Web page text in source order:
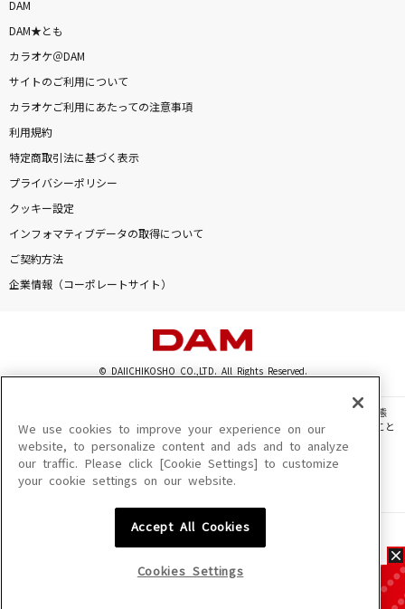
DAM
DAM★とも
カラオケ＠DAM
サイトのご利用について
カラオケご利用にあたっての注意事項
利用規約
特定商取引法に基づく表示
プライバシーポリシー
クッキー設定
インフォマティブデータの取得について
ご契約方法
企業情報（コーポレートサイト）
© DAIICHIKOSHO CO.,LTD. All Rights Reserved.
このサイトに掲載されている一切の文章・画像・写真・動画・音声等を、手段や形態
を問わず、著作権法の定める範囲を超えて無断で複製、転載、ファイル化などすること
を禁じます。
楽曲及びコンテンツは、機種によりご利用いただけない場合があります。
楽曲及びコンテンツの配信日、配信内容が変更になる場合があります。
We use cookies to improve your experience on our
website, to personalize content and ads and to analyze
our traffic. Please click [Cookie Settings] to customize
your cookie settings on our website.
Accept All Cookies
Cookies Settings